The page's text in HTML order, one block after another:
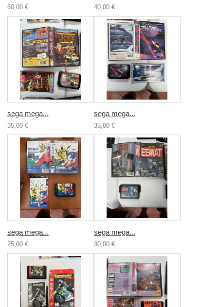
60,00 € 40,00 €
sega mega...
35,00 €
sega mega...
35,00 €
sega mega...
25,00 €
sega mega...
30,00 €